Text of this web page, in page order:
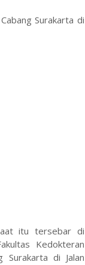
Surakarta di
itu tersebar di
Kedokteran
Surakarta di Jalan